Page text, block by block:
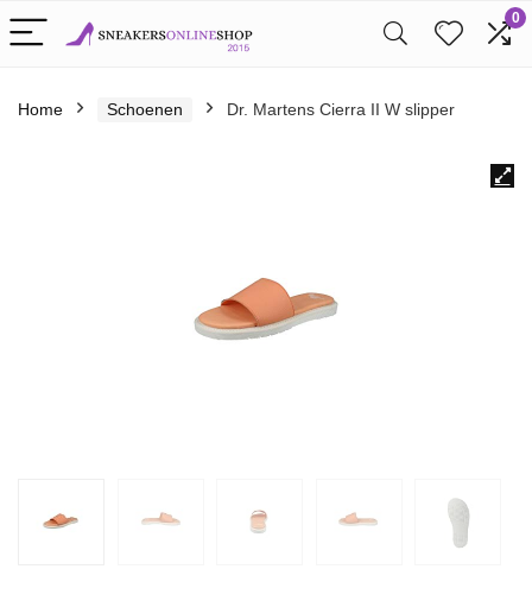
0
Home Schoenen Dr. Martens Cierra II W slipper